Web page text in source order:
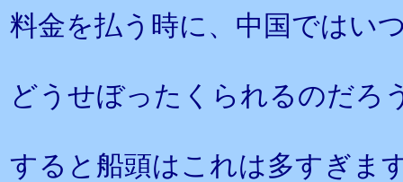
料金を払う時に、中国ではい
どうせぼったくられるのだろ
すると船頭はこれは多すぎま